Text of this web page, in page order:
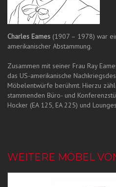
Charles Eames (1907 – 1978) war
amerikanischer Abstammung.
Zusammen mit seiner Frau Ray
das US-amerikanische
Möbelentwürfe berühmt. Hierzu
stammenden Büro- und
Hocker (EA 125, EA 225) und
WEITERE MÖBEL